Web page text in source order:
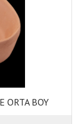
ORTA BOY